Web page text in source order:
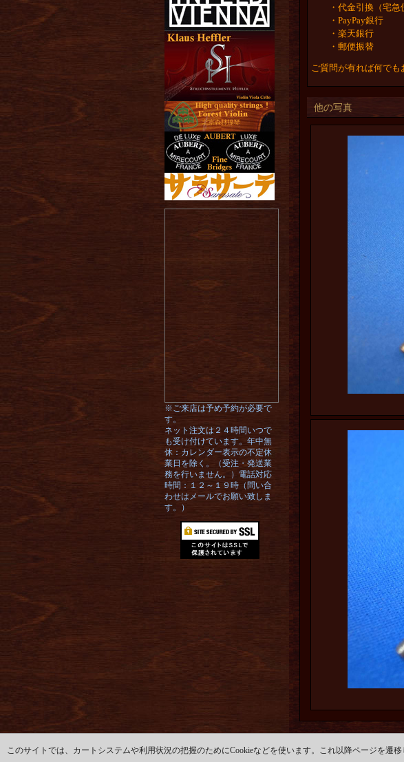
※ご来店は予め予約が必要で
す。
ネット注文は２４時間いつで
も受け付けています。年中無
休：カレンダー表示の不定休
業日を除く。（受注・発送業
務を行いません。）電話対応
時間：１２～１９時（問い合
わせはメールでお願い致しま
す。）
・代金引換（宅急
・PayPay銀行
・楽天銀行
・郵便振替
ご質問が有れば何でも
他の写真
このサイトでは、カートシステムや利用状況の把握のためにCookieなどを使います。これ以降ページを遷